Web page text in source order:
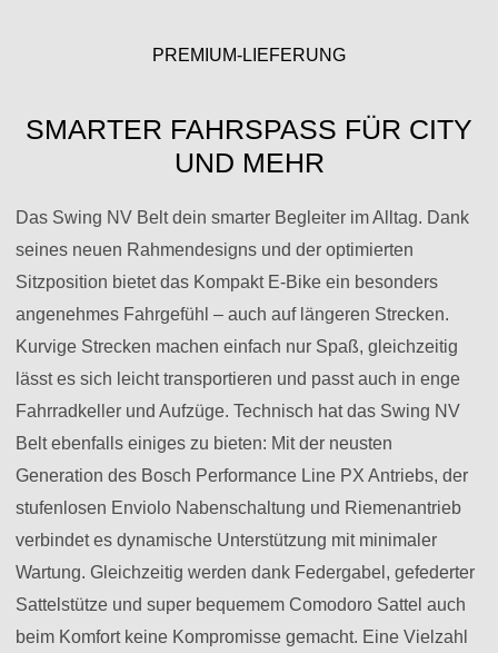
PREMIUM-LIEFERUNG
SMARTER FAHRSPASS FÜR CITY U
ND MEHR
Das Swing NV Belt dein smarter Begleiter im Alltag. Dank
seines neuen Rahmendesigns und der optimierten
Sitzposition bietet das Kompakt E-Bike ein besonders
angenehmes Fahrgefühl – auch auf längeren Strecken.
Kurvige Strecken machen einfach nur Spaß, gleichzeitig
lässt es sich leicht transportieren und passt auch in enge
Fahrradkeller und Aufzüge. Technisch hat das Swing NV
Belt ebenfalls einiges zu bieten: Mit der neusten
Generation des Bosch Performance Line PX Antriebs, der
stufenlosen Enviolo Nabenschaltung und Riemenantrieb
verbindet es dynamische Unterstützung mit minimaler
Wartung. Gleichzeitig werden dank Federgabel, gefederter
Sattelstütze und super bequemem Comodoro Sattel auch
beim Komfort keine Kompromisse gemacht. Eine Vielzahl